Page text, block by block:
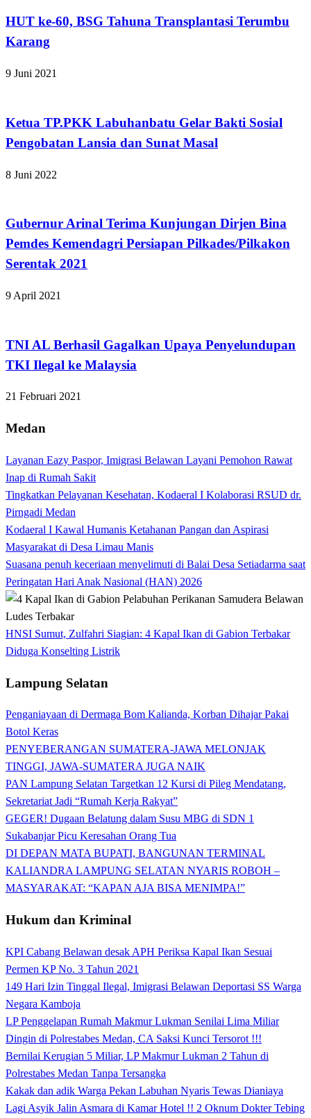
HUT ke-60, BSG Tahuna Transplantasi Terumbu
Karang
9 Juni 2021
Ketua TP.PKK Labuhanbatu Gelar Bakti Sosial
Pengobatan Lansia dan Sunat Masal
8 Juni 2022
Gubernur Arinal Terima Kunjungan Dirjen Bina
Pemdes Kemendagri Persiapan Pilkades/Pilkakon
Serentak 2021
9 April 2021
TNI AL Berhasil Gagalkan Upaya Penyelundupan
TKI Ilegal ke Malaysia
21 Februari 2021
Medan
Layanan Eazy Paspor, Imigrasi Belawan Layani Pemohon Rawat
Inap di Rumah Sakit
Tingkatkan Pelayanan Kesehatan, Kodaeral I Kolaborasi RSUD dr.
Pirngadi Medan‎
Kodaeral I Kawal Humanis Ketahanan Pangan dan Aspirasi
Masyarakat di Desa Limau Manis
Suasana penuh keceriaan menyelimuti di Balai Desa Setiadarma saat
Peringatan Hari Anak Nasional (HAN) 2026
HNSI Sumut, Zulfahri Siagian: 4 Kapal Ikan di Gabion Terbakar
Diduga Konselting Listrik
Lampung Selatan
Penganiayaan di Dermaga Bom Kalianda, Korban Dihajar Pakai
Botol Keras
PENYEBERANGAN SUMATERA-JAWA MELONJAK
TINGGI, JAWA-SUMATERA JUGA NAIK
PAN Lampung Selatan Targetkan 12 Kursi di Pileg Mendatang,
Sekretariat Jadi “Rumah Kerja Rakyat”
GEGER! Dugaan Belatung dalam Susu MBG di SDN 1
Sukabanjar Picu Keresahan Orang Tua
DI DEPAN MATA BUPATI, BANGUNAN TERMINAL
KALIANDRA LAMPUNG SELATAN NYARIS ROBOH –
MASYARAKAT: “KAPAN AJA BISA MENIMPA!”
Hukum dan Kriminal
KPI Cabang Belawan desak APH Periksa Kapal Ikan Sesuai
Permen KP No. 3 Tahun 2021
149 Hari Izin Tinggal Ilegal, Imigrasi Belawan Deportasi SS Warga
Negara Kamboja
LP Penggelapan Rumah Makmur Lukman Senilai Lima Miliar
Dingin di Polrestabes Medan, CA Saksi Kunci Tersorot !!!
Bernilai Kerugian 5 Miliar, LP Makmur Lukman 2 Tahun di
Polrestabes Medan Tanpa Tersangka
Kakak dan adik Warga Pekan Labuhan Nyaris Tewas Dianiaya
Lagi Asyik Jalin Asmara di Kamar Hotel !! 2 Oknum Dokter Tebing